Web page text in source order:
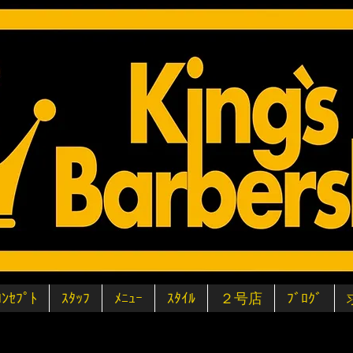
ｾﾌﾟﾄ ｽﾀｯﾌ ﾒﾆｭｰ ｽﾀｲﾙ ２号店 ﾌﾞﾛｸﾞ